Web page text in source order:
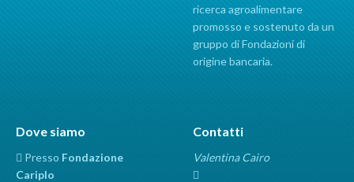
ricerca agroalimentare
promosso e sostenuto da un
gruppo di Fondazioni di
origine bancaria.
Dove siamo
Presso Fondazione
Cariplo
Contatti
Valentina Cairo